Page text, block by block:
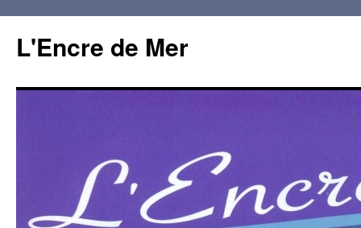
L'Encre de Mer